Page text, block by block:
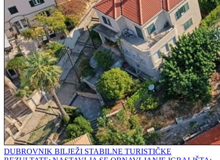
DUBROVNIK BILJEŽI STABILNE TURISTIČKE